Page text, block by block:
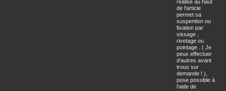
réalisé au haut
de l'article
permet sa
suspention ou
fixation par
vissage ,
rivetage ou
pointage . ( Je
peux effectuer
d'autres avant
trous sur
demande ! ),
pose possible à
l'aide de